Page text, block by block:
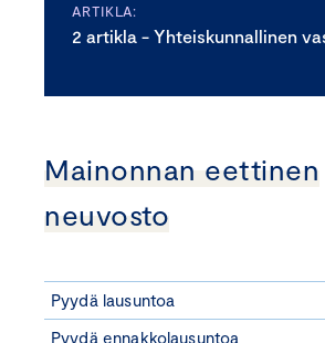
ARTIKLA:
2 artikla - Yhteiskunnallinen
Mainonnan eettinen
neuvosto
Pyydä lausuntoa
Pyydä ennakkolausuntoa